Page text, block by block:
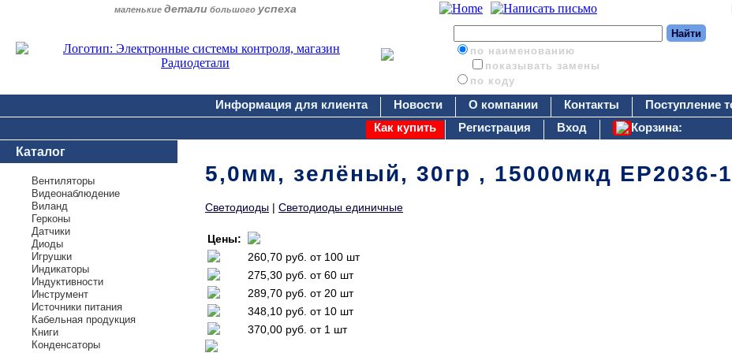
маленькие детали большого успеха
по наименованию
показывать замены
по коду
Информация для клиента Новости О компании Контакты Поступление
Как купить
Регистрация Вход
Корзина:
Каталог
Вентиляторы
Видеонаблюдение
Виланд
Герконы
Датчики
Диоды
Игрушки
Индикаторы
Индуктивности
Инструмент
Источники питания
Кабельная продукция
Книги
Конденсаторы
5,0мм, зелёный, 30гр , 15000мкд EP2036-
Светодиоды | Светодиоды единичные
Цены:
260,70 руб. от 100 шт
275,30 руб. от 60 шт
289,70 руб. от 20 шт
348,10 руб. от 10 шт
370,00 руб. от 1 шт